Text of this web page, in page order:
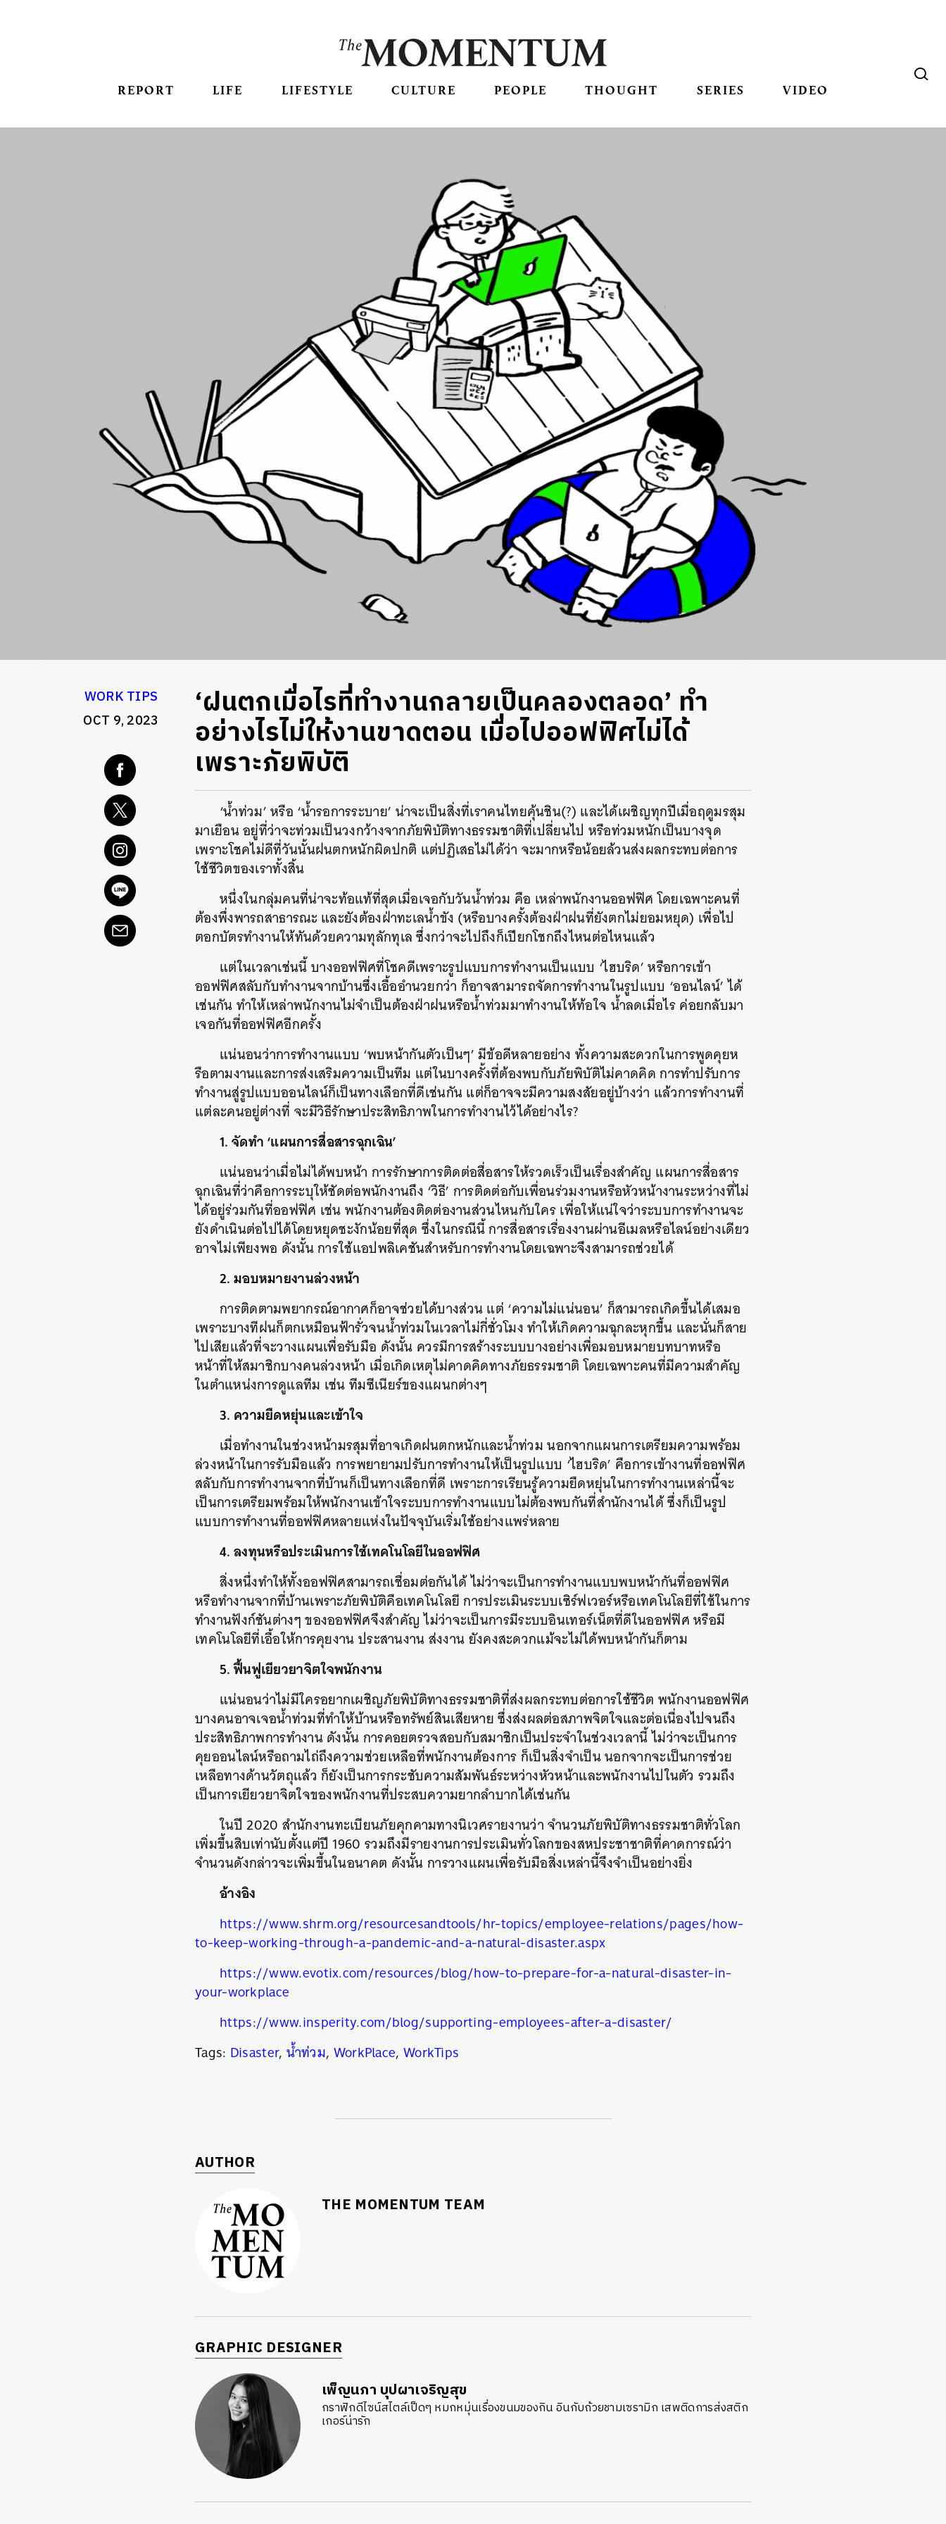
REPORT LIFE LIFESTYLE CULTURE PEOPLE THOUGHT SERIES VIDEO
WORK TIPS
OCT 9, 2023
‘ฝนตกเมื่อไรที่ทำงานกลายเป็นคลองตลอด’ ทำ
อย่างไรไม่ให้งานขาดตอน เมื่อไปออฟฟิศไม่ได้
เพราะภัยพิบัติ
‘น้ำท่วม’ หรือ ‘น้ำรอการระบาย’ น่าจะเป็นสิ่งที่เราคนไทยคุ้นชิน(?) และได้เผชิญทุกปีเมื่อฤดูมรสุม
มาเยือน อยู่ที่ว่าจะท่วมเป็นวงกว้างจากภัยพิบัติทางธรรมชาติที่เปลี่ยนไป หรือท่วมหนักเป็นบางจุด
เพราะโชคไม่ดีที่วันนั้นฝนตกหนักผิดปกติ แต่ปฏิเสธไม่ได้ว่า จะมากหรือน้อยล้วนส่งผลกระทบต่อการ
ใช้ชีวิตของเราทั้งสิ้น
หนึ่งในกลุ่มคนที่น่าจะท้อแท้ที่สุดเมื่อเจอกับวันน้ำท่วม คือ เหล่าพนักงานออฟฟิศ โดยเฉพาะคนที่
ต้องพึ่งพารถสาธารณะ และยังต้องฝ่าทะเลน้ำขัง (หรือบางครั้งต้องฝ่าฝนที่ยังตกไม่ยอมหยุด) เพื่อไป
ตอกบัตรทำงานให้ทันด้วยความทุลักทุเล ซึ่งกว่าจะไปถึงก็เปียกโชกถึงไหนต่อไหนแล้ว
แต่ในเวลาเช่นนี้ บางออฟฟิศที่โชคดีเพราะรูปแบบการทำงานเป็นแบบ ‘ไฮบริด’ หรือการเข้า
ออฟฟิศสลับกับทำงานจากบ้านซึ่งเอื้ออำนวยกว่า ก็อาจสามารถจัดการทำงานในรูปแบบ ‘ออนไลน์’ ได้
เช่นกัน ทำให้เหล่าพนักงานไม่จำเป็นต้องฝ่าฝนหรือน้ำท่วมมาทำงานให้ท้อใจ น้ำลดเมื่อไร ค่อยกลับมา
เจอกันที่ออฟฟิศอีกครั้ง
แน่นอนว่าการทำงานแบบ ‘พบหน้ากันตัวเป็นๆ’ มีข้อดีหลายอย่าง ทั้งความสะดวกในการพูดคุยห
รือตามงานและการส่งเสริมความเป็นทีม แต่ในบางครั้งที่ต้องพบกับภัยพิบัติไม่คาดคิด การทำปรับการ
ทำงานสู่รูปแบบออนไลน์ก็เป็นทางเลือกที่ดีเช่นกัน แต่ก็อาจจะมีความสงสัยอยู่บ้างว่า แล้วการทำงานที่
แต่ละคนอยู่ต่างที่ จะมีวิธีรักษาประสิทธิภาพในการทำงานไว้ได้อย่างไร?
1. จัดทำ ‘แผนการสื่อสารฉุกเฉิน’
แน่นอนว่าเมื่อไม่ได้พบหน้า การรักษาการติดต่อสื่อสารให้รวดเร็วเป็นเรื่องสำคัญ แผนการสื่อสาร
ฉุกเฉินที่ว่าคือการระบุให้ชัดต่อพนักงานถึง ‘วิธี’ การติดต่อกับเพื่อนร่วมงานหรือหัวหน้างานระหว่างที่ไม่
ได้อยู่ร่วมกันที่ออฟฟิศ เช่น พนักงานต้องติดต่องานส่วนไหนกับใคร เพื่อให้แน่ใจว่าระบบการทำงานจะ
ยังดำเนินต่อไปได้โดยหยุดชะงักน้อยที่สุด ซึ่งในกรณีนี้ การสื่อสารเรื่องงานผ่านอีเมลหรือไลน์อย่างเดียว
อาจไม่เพียงพอ ดังนั้น การใช้แอปพลิเคชันสำหรับการทำงานโดยเฉพาะจึงสามารถช่วยได้
2. มอบหมายงานล่วงหน้า
การติดตามพยากรณ์อากาศก็อาจช่วยได้บางส่วน แต่ ‘ความไม่แน่นอน’ ก็สามารถเกิดขึ้นได้เสมอ
เพราะบางทีฝนก็ตกเหมือนฟ้ารั่วจนน้ำท่วมในเวลาไม่กี่ชั่วโมง ทำให้เกิดความฉุกละหุกขึ้น และนั่นก็สาย
ไปเสียแล้วที่จะวางแผนเพื่อรับมือ ดังนั้น ควรมีการสร้างระบบบางอย่างเพื่อมอบหมายบทบาทหรือ
หน้าที่ให้สมาชิกบางคนล่วงหน้า เมื่อเกิดเหตุไม่คาดคิดทางภัยธรรมชาติ โดยเฉพาะคนที่มีความสำคัญ
ในตำแหน่งการดูแลทีม เช่น ทีมซีเนียร์ของแผนกต่างๆ
3. ความยืดหยุ่นและเข้าใจ
เมื่อทำงานในช่วงหน้ามรสุมที่อาจเกิดฝนตกหนักและน้ำท่วม นอกจากแผนการเตรียมความพร้อม
ล่วงหน้าในการรับมือแล้ว การพยายามปรับการทำงานให้เป็นรูปแบบ ‘ไฮบริด’ คือการเข้างานที่ออฟฟิศ
สลับกับการทำงานจากที่บ้านก็เป็นทางเลือกที่ดี เพราะการเรียนรู้ความยืดหยุ่นในการทำงานเหล่านี้จะ
เป็นการเตรียมพร้อมให้พนักงานเข้าใจระบบการทำงานแบบไม่ต้องพบกันที่สำนักงานได้ ซึ่งก็เป็นรูป
แบบการทำงานที่ออฟฟิศหลายแห่งในปัจจุบันเริ่มใช้อย่างแพร่หลาย
4. ลงทุนหรือประเมินการใช้เทคโนโลยีในออฟฟิศ
สิ่งหนึ่งทำให้ทั้งออฟฟิศสามารถเชื่อมต่อกันได้ ไม่ว่าจะเป็นการทำงานแบบพบหน้ากันที่ออฟฟิศ
หรือทำงานจากที่บ้านเพราะภัยพิบัติคือเทคโนโลยี การประเมินระบบเซิร์ฟเวอร์หรือเทคโนโลยีที่ใช้ในการ
ทำงานฟังก์ชันต่างๆ ของออฟฟิศจึงสำคัญ ไม่ว่าจะเป็นการมีระบบอินเทอร์เน็ตที่ดีในออฟฟิศ หรือมี
เทคโนโลยีที่เอื้อให้การคุยงาน ประสานงาน ส่งงาน ยังคงสะดวกแม้จะไม่ได้พบหน้ากันก็ตาม
5. ฟื้นฟูเยียวยาจิตใจพนักงาน
แน่นอนว่าไม่มีใครอยากเผชิญภัยพิบัติทางธรรมชาติที่ส่งผลกระทบต่อการใช้ชีวิต พนักงานออฟฟิศ
บางคนอาจเจอน้ำท่วมที่ทำให้บ้านหรือทรัพย์สินเสียหาย ซึ่งส่งผลต่อสภาพจิตใจและต่อเนื่องไปจนถึง
ประสิทธิภาพการทำงาน ดังนั้น การคอยตรวจสอบกับสมาชิกเป็นประจำในช่วงเวลานี้ ไม่ว่าจะเป็นการ
คุยออนไลน์หรือถามไถ่ถึงความช่วยเหลือที่พนักงานต้องการ ก็เป็นสิ่งจำเป็น นอกจากจะเป็นการช่วย
เหลือทางด้านวัตถุแล้ว ก็ยังเป็นการกระชับความสัมพันธ์ระหว่างหัวหน้าและพนักงานไปในตัว รวมถึง
เป็นการเยียวยาจิตใจของพนักงานที่ประสบความยากลำบากได้เช่นกัน
ในปี 2020 สำนักงานทะเบียนภัยคุกคามทางนิเวศรายงานว่า จำนวนภัยพิบัติทางธรรมชาติทั่วโลก
เพิ่มขึ้นสิบเท่านับตั้งแต่ปี 1960 รวมถึงมีรายงานการประเมินทั่วโลกของสหประชาชาติที่คาดการณ์ว่า
จำนวนดังกล่าวจะเพิ่มขึ้นในอนาคต ดังนั้น การวางแผนเพื่อรับมือสิ่งเหล่านี้จึงจำเป็นอย่างยิ่ง
อ้างอิง
https://www.shrm.org/resourcesandtools/hr-topics/employee-relations/pages/how-
to-keep-working-through-a-pandemic-and-a-natural-disaster.aspx
https://www.evotix.com/resources/blog/how-to-prepare-for-a-natural-disaster-in-
your-workplace
https://www.insperity.com/blog/supporting-employees-after-a-disaster/
Tags: Disaster, น้ำท่วม, WorkPlace, WorkTips
AUTHOR
THE MOMENTUM TEAM
GRAPHIC DESIGNER
เพ็ญนภา บุปผาเจริญสุข
กราฟิกดีไซน์สไตล์เป็ดๆ หมกหมุ่นเรื่องขนมของกิน อินกับถ้วยชามเซรามิก เสพติดการส่งสติก
เกอร์น่ารัก
SHARE TWEET LINE EMAIL